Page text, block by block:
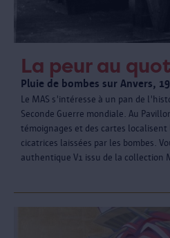
La peur au
Pluie de bombes sur Anvers,
Le MAS s'intéresse à un pan de
Seconde Guerre mondiale. Au
témoignages et des cartes localisent
cicatrices laissées par les bombes.
authentique V1 issu de la collection